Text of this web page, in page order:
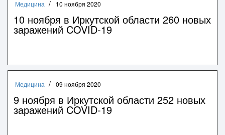
Медицина 10 ноября 2020
10 ноября в Иркутской области 260 новых
заражений COVID-19
Медицина 09 ноября 2020
9 ноября в Иркутской области 252 новых
заражений COVID-19